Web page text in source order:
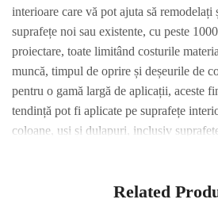
interioare care vă pot ajuta să remodelați
suprafețe noi sau existente, cu peste
proiectare, toate limitând costurile
muncă, timpul de oprire și deșeurile de
pentru o gamă largă de aplicații, aceste
tendință pot fi aplicate pe suprafețe
coloane, uși și dulapuri, inclusiv
Related